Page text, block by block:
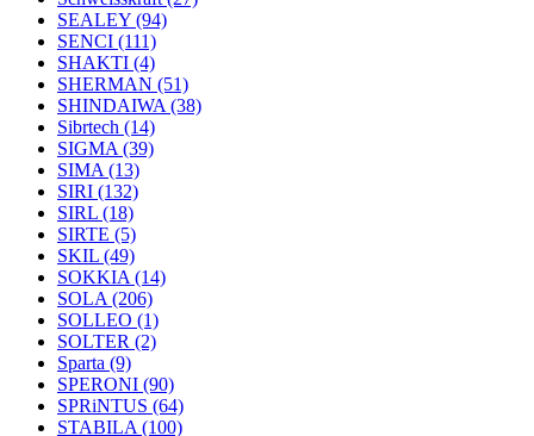
SEALEY (94)
SENCI (111)
SHAKTI (4)
SHERMAN (51)
SHINDAIWA (38)
Sibrtech (14)
SIGMA (39)
SIMA (13)
SIRI (132)
SIRL (18)
SIRTE (5)
SKIL (49)
SOKKIA (14)
SOLA (206)
SOLLEO (1)
SOLTER (2)
Sparta (9)
SPERONI (90)
SPRiNTUS (64)
STABILA (100)